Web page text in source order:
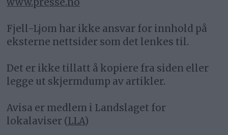
Fjell-Ljom har ikke ansvar for innhold på
eksterne nettsider som det lenkes til.
Det er ikke tillatt å kopiere fra siden eller
legge ut skjermdump av artikler.
Avisa er medlem i Landslaget for
lokalaviser (LLA)